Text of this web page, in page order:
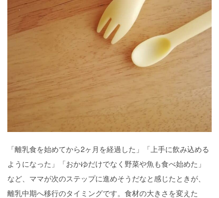
「離乳食を始めてから2ヶ月を経過した」「上手に飲み込める
ようになった」「おかゆだけでなく野菜や魚も食べ始めた」
など、ママが次のステップに進めそうだなと感じたときが、
離乳中期へ移行のタイミングです。食材の大きさを変えた